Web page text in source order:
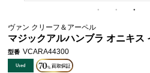
ヴァン クリーフ＆アーペル
マジックアルハンブラ オニキス
型番 VCARA44300